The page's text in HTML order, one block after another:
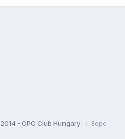
2014 - OPC Club Hungary 3opc